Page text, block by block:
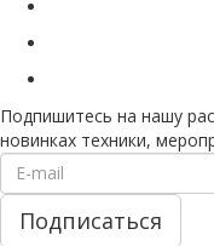
Подпишитесь на нашу
новинках техники,